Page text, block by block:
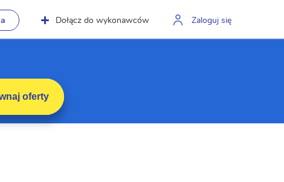
Dołącz do wykonawców Zaloguj się
oferty